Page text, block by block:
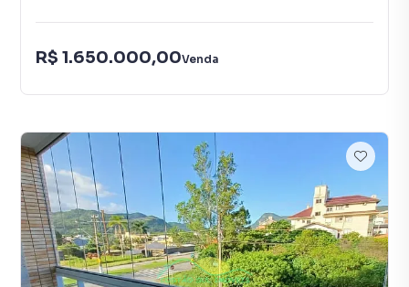
R$ 1.650.000,00Venda